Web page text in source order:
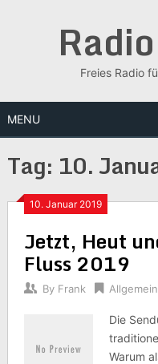
Freies Radio
MENU
Tag: 10.
10. Januar 2019
Jetzt, Heut
Fluss 2019
By Frank Allgemein
Die
Warum